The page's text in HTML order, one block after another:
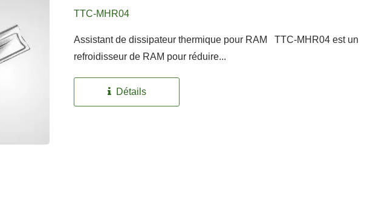
TTC-MHR04
Assistant de dissipateur thermique pour RAM TTC-MHR04 est un
refroidisseur de RAM pour réduire...
Détails